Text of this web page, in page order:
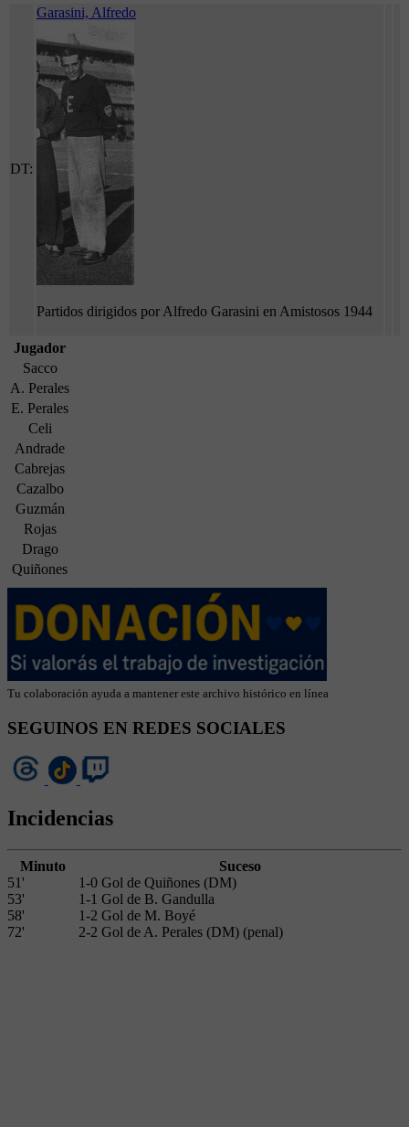
DT:
Garasini, Alfredo
Partidos dirigidos por Alfredo Garasini en Amistosos 1944
Jugador
Sacco
A. Perales
E. Perales
Celi
Andrade
Cabrejas
Cazalbo
Guzmán
Rojas
Drago
Quiñones
Tu colaboración ayuda a mantener este archivo histórico en línea
SEGUINOS EN REDES SOCIALES
Incidencias
Minuto
Suceso
51'
1-0 Gol de Quiñones (DM)
53'
1-1 Gol de B. Gandulla
58'
1-2 Gol de M. Boyé
72'
2-2 Gol de A. Perales (DM) (penal)